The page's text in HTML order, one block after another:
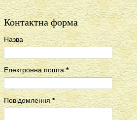
Контактна форма
Назва
Електронна пошта*
Повідомлення*